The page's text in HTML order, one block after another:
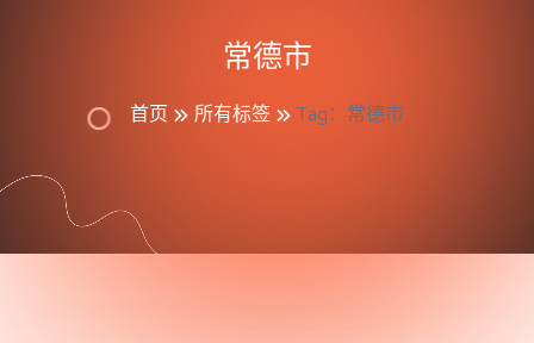
常德市
首页 所有标签 Tag：常德市